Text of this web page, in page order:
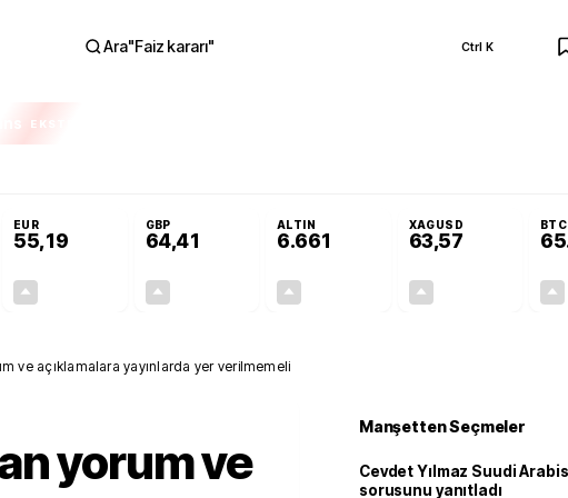
Ara"Faiz kararı" Ctrl K
EKSTRA
EUR
55,19
GBP
64,41
ALTIN
6.661
XAGUSD
63,57
BTC
ve açıklamalara yayınlarda yer verilmemeli
yorum ve
Manşetten Seçmeler
Cevdet Yılmaz Suudi
sorusunu yanıtladı